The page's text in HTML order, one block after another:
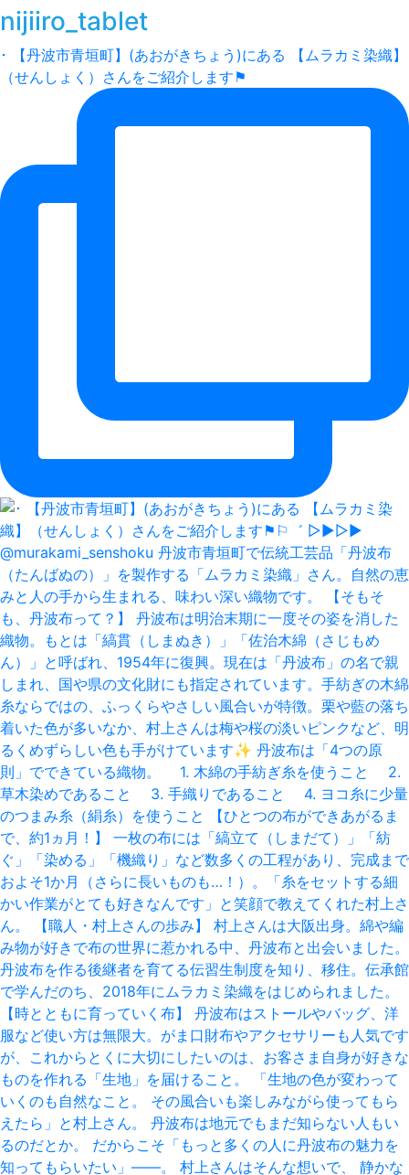
nijiiro_tablet
･ 【丹波市青垣町】(あおがきちょう)にある 【ムラカミ染織】
（せんしょく）さんをご紹介します⚑